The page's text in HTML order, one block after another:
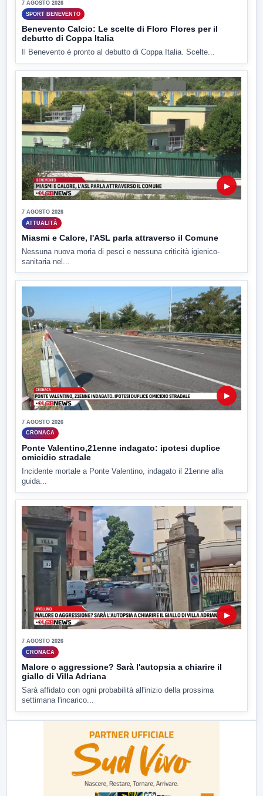
7 AGOSTO 2026
SPORT BENEVENTO
Benevento Calcio: Le scelte di Floro Flores per il
debutto di Coppa Italia
Il Benevento è pronto al debutto di Coppa Italia. Scelte...
▶
7 AGOSTO 2026
ATTUALITÀ
Miasmi e Calore, l'ASL parla attraverso il Comune
Nessuna nuova moria di pesci e nessuna criticità igienico-
sanitaria nel...
▶
7 AGOSTO 2026
CRONACA
Ponte Valentino,21enne indagato: ipotesi duplice
omicidio stradale
Incidente mortale a Ponte Valentino, indagato il 21enne alla
guida...
▶
7 AGOSTO 2026
CRONACA
Malore o aggressione? Sarà l'autopsia a chiarire il
giallo di Villa Adriana
Sarà affidato con ogni probabilità all'inizio della prossima
settimana l'incarico...